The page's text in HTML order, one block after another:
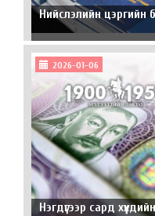
Нийслэлийн цэргийн
2026-01-06
Нэгдүгээр сард